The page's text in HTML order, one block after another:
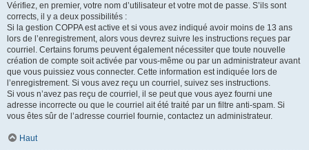
Vérifiez, en premier, votre nom d’utilisateur et votre mot de passe. S’ils sont
corrects, il y a deux possibilités :
Si la gestion COPPA est active et si vous avez indiqué avoir moins de 13 ans
lors de l’enregistrement, alors vous devrez suivre les instructions reçues par
courriel. Certains forums peuvent également nécessiter que toute nouvelle
création de compte soit activée par vous-même ou par un administrateur avant
que vous puissiez vous connecter. Cette information est indiquée lors de
l’enregistrement. Si vous avez reçu un courriel, suivez ses instructions.
Si vous n’avez pas reçu de courriel, il se peut que vous ayez fourni une
adresse incorrecte ou que le courriel ait été traité par un filtre anti-spam. Si
vous êtes sûr de l’adresse courriel fournie, contactez un administrateur.
Haut